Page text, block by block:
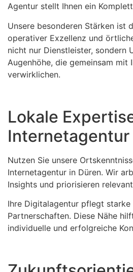
Agentur stellt Ihnen ein
Unsere besonderen Stärken ist
operativer Exzellenz und
nicht nur Dienstleister, sondern
Augenhöhe, die gemeinsam mit
verwirklichen.
Lokale
Internetagentur
Nutzen Sie unsere
Internetagentur in Düren. Wir
Insights und priorisieren
Ihre Digitalagentur pflegt starke
Partnerschaften. Diese Nähe
individuelle und erfolgreiche